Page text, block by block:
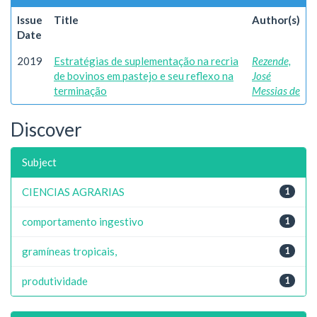
Issue
Date
Title Author(s)
2019
Estratégias de suplementação na recria
de bovinos em pastejo e seu reflexo na
terminação
Rezende,
José
Messias de
Discover
Subject
1
CIENCIAS AGRARIAS
1
comportamento ingestivo
1
gramíneas tropicais,
1
produtividade